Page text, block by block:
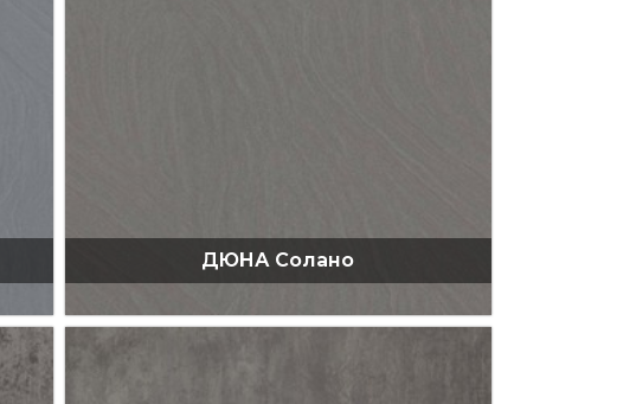
ДЮНА Солано